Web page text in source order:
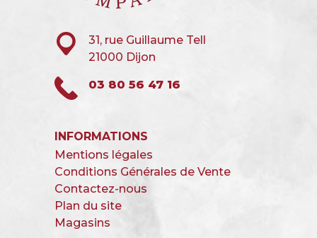
31, rue Guillaume Tell
21000 Dijon
03 80 56 47 16
INFORMATIONS
Mentions légales
Conditions Générales de Vente
Contactez-nous
Plan du site
Magasins